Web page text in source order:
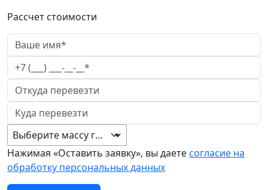
Рассчет стоимости
Выберите массу груза
Нажимая «Оставить заявку», вы даетесогласие на
обработку персональных данных